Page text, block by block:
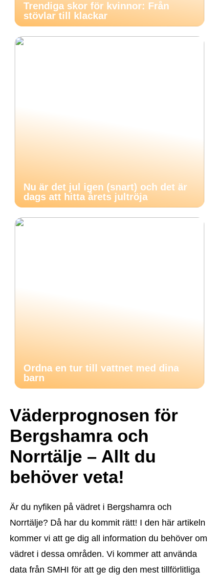
Trendiga skor för kvinnor: Från
stövlar till klackar
Nu är det jul igen (snart) och det är
dags att hitta årets jultröja
Ordna en tur till vattnet med dina
barn
Väderprognosen för
Bergshamra och
Norrtälje – Allt du
behöver veta!
Är du nyfiken på vädret i Bergshamra och
Norrtälje? Då har du kommit rätt! I den här artikeln
kommer vi att ge dig all information du behöver om
vädret i dessa områden. Vi kommer att använda
data från SMHI för att ge dig den mest tillförlitliga